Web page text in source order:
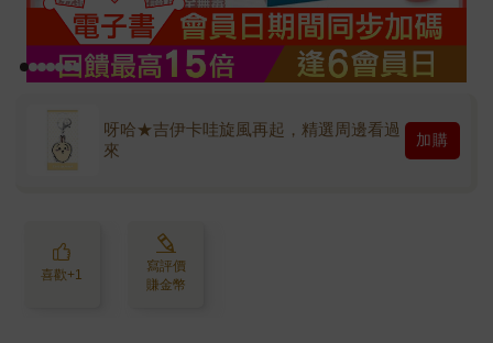
呀哈★吉伊卡哇旋風再起，精選周邊看過
來
加購
喜歡+1
寫評價
賺金幣